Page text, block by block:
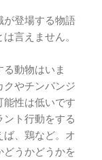
が登場する物語
言えません。
動物はいま
やチンパンジ
性は低いです
ト行動をする
、鶏など。オ
うかどうかを